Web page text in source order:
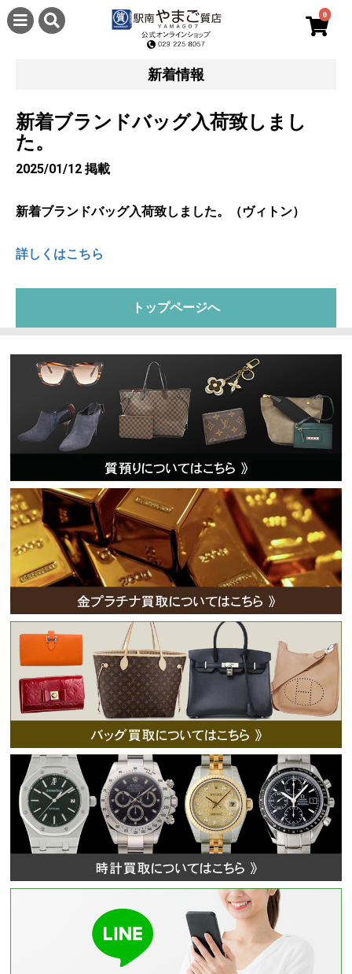
0
新着情報
新着ブランドバッグ入荷致しまし
た。
2025/01/12 掲載
新着ブランドバッグ入荷致しました。（ヴィトン）
詳しくはこちら
トップページへ